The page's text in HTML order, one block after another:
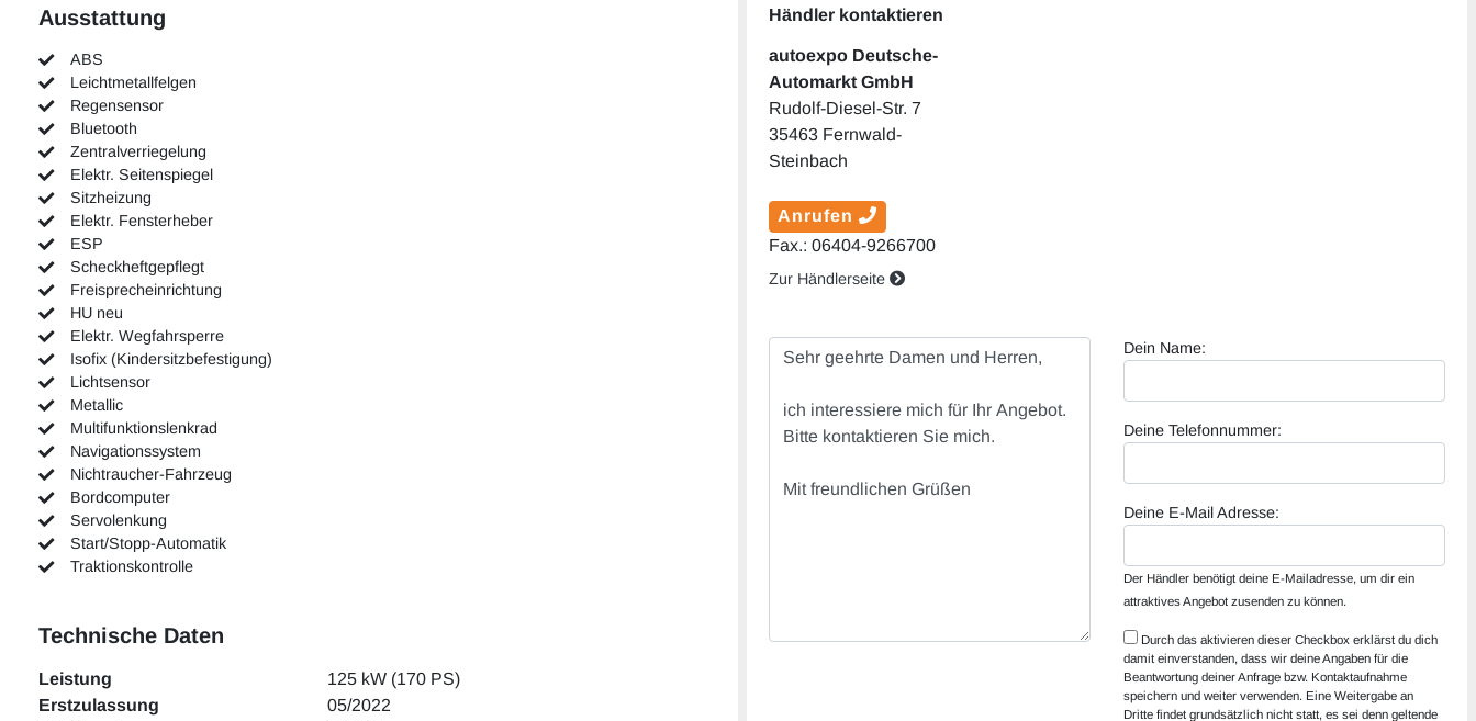
Ausstattung
ABS
Leichtmetallfelgen
Regensensor
Bluetooth
Zentralverriegelung
Elektr. Seitenspiegel
Sitzheizung
Elektr. Fensterheber
ESP
Scheckheftgepflegt
Freisprecheinrichtung
HU neu
Elektr. Wegfahrsperre
Isofix (Kindersitzbefestigung)
Lichtsensor
Metallic
Multifunktionslenkrad
Navigationssystem
Nichtraucher-Fahrzeug
Bordcomputer
Servolenkung
Start/Stopp-Automatik
Traktionskontrolle
Technische Daten
Leistung
125 kW (170 PS)
Erstzulassung
05/2022
Händler kontaktieren
autoexpo Deutsche-
Automarkt GmbH
Rudolf-Diesel-Str. 7
35463 Fernwald-
Steinbach
Anrufen
Fax.: 06404-9266700
Zur Händlerseite
Dein Name:
Deine Telefonnummer:
Deine E-Mail Adresse:
Der Händler benötigt deine E-Mailadresse, um dir ein
attraktives Angebot zusenden zu können.
Durch das aktivieren dieser Checkbox erklärst du dich
damit einverstanden, dass wir deine Angaben für die
Beantwortung deiner Anfrage bzw. Kontaktaufnahme
speichern und weiter verwenden. Eine Weitergabe an
Dritte findet grundsätzlich nicht statt, es sei denn geltende